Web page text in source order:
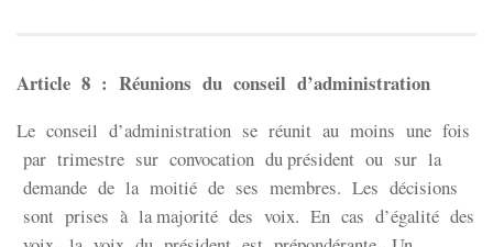
Article 8 : Réunions du conseil d’administration
Le conseil d’administration se réunit au moins une fois
par trimestre sur convocation du président ou sur la
demande de la moitié de ses membres. Les décisions
sont prises à la majorité des voix. En cas d’égalité des